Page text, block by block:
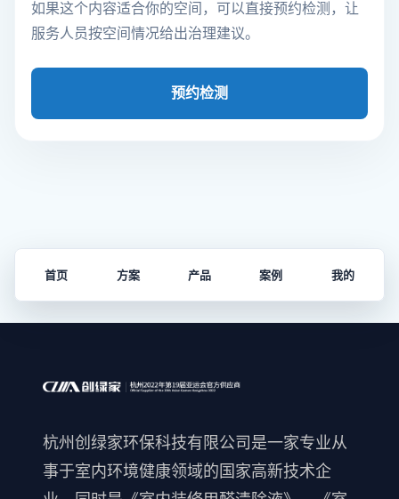
如果这个内容适合你的空间，可以直接预约检测，让
服务人员按空间情况给出治理建议。
预约检测
首页 方案 产品 案例 我的
杭州创绿家环保科技有限公司是一家专业从
事于室内环境健康领域的国家高新技术企